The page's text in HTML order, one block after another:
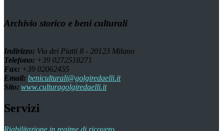
Archivio storico e beni culturali
Indirizzo: Via dei Piatti 8 - 20123 Milano
Telefono: +39 0272518271
Fax: +39 02062455
Email: beniculturali@golgiredaelli.it
Sito: www.culturagolgiredaelli.it
Servizi